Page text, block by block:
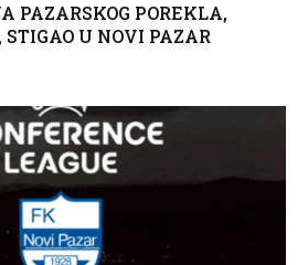
PAZARSKOG POREKLA,
U NOVI PAZAR